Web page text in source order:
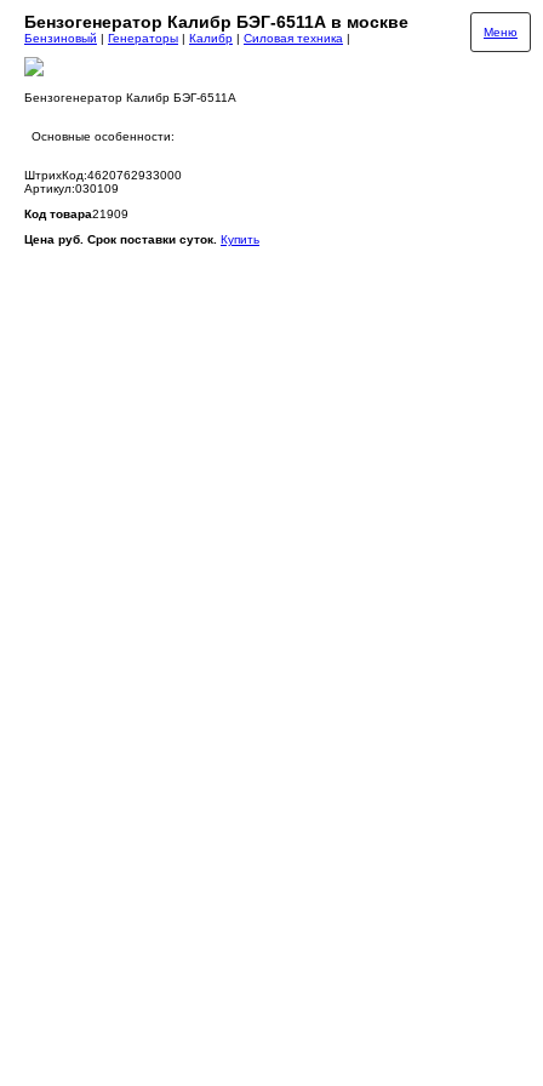
Бензогенератор Калибр БЭГ-6511А в москве
Меню
Бензиновый | Генераторы | Калибр | Силовая техника |
Бензогенератор Калибр БЭГ-6511А
Основные особенности:
ШтрихКод:4620762933000
Артикул:030109
Код товара21909
Цена руб. Срок поставки суток. Купить